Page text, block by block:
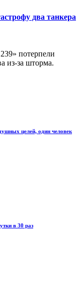
два танкера
потерпели
из-за шторма.
целей, один человек
в 30 раз